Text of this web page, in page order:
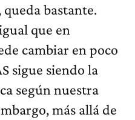
bastante.
que en
cambiar en poco
sigue siendo la
según nuestra
más allá de